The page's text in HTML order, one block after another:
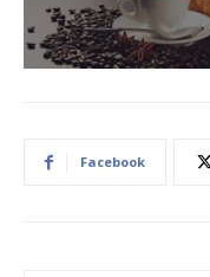
Facebook